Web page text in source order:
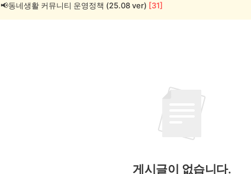
📢동네생활 커뮤니티 운영정책 (25.08 ver) [31]
게시글이 없습니다.